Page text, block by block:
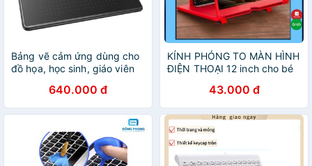
Bảng vẽ cảm ứng dùng cho
đồ họa, học sinh, giáo viên
không cần pin640.000 đ
KÍNH PHÓNG TO MÀN HÌNH
ĐIỆN THOẠI 12 inch cho bé
43.000 đ